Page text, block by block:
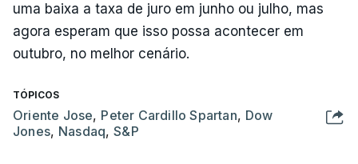
uma baixa a taxa de juro em junho ou julho, mas
agora esperam que isso possa acontecer em
outubro, no melhor cenário.
TÓPICOS
Oriente Jose, Peter Cardillo Spartan, Dow
Jones, Nasdaq,S&P